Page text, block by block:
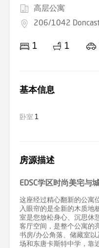
高层公寓
206/1042
1 1
基本信息
卧室 1
房源描述
EDSC学区时尚美宅与
这座经过精心翻新的公寓
入眼帘的是全新的木质地
室是您放松身心、沉思休
客厅空间，是整个公寓的
书房/办公角落、储藏室
场和东唐卡斯特中学，靠